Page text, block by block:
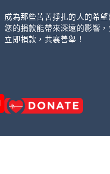
成為那些苦苦掙扎的人的希望
您的捐款能帶來深遠的影響，
立即捐款，共襄善舉！